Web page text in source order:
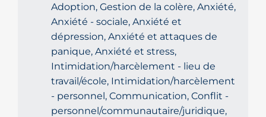
Adoption, Gestion de la colère, Anxiété,
Anxiété - sociale, Anxiété et
dépression, Anxiété et attaques de
panique, Anxiété et stress,
Intimidation/harcèlement - lieu de
travail/école, Intimidation/harcèlement
- personnel, Communication, Conflit -
personnel/communautaire/juridique,